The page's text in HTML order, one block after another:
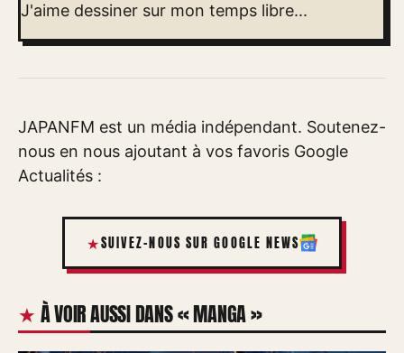
J'aime dessiner sur mon temps libre...
JAPANFM est un média indépendant. Soutenez-
nous en nous ajoutant à vos favoris Google
Actualités :
SUIVEZ-NOUS SUR GOOGLE NEWS
À VOIR AUSSI DANS « MANGA »